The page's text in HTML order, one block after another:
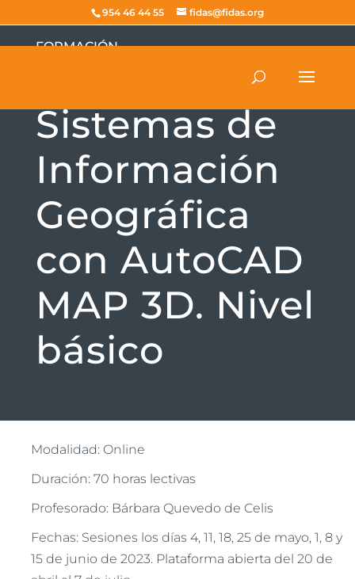
954 46 44 55 fidas@fidas.org
FORMACIÓN
Sistemas de
Información
Geográfica
con AutoCAD
MAP 3D. Nivel
básico
Modalidad: Online
Duración: 70 horas lectivas
Profesorado: Bárbara Quevedo de Celis
Fechas: Sesiones los días 4, 11, 18, 25 de mayo, 1, 8 y
15 de junio de 2023. Plataforma abierta del 20 de